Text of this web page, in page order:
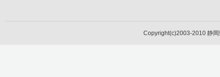
Copyright(c)2003-2010 静